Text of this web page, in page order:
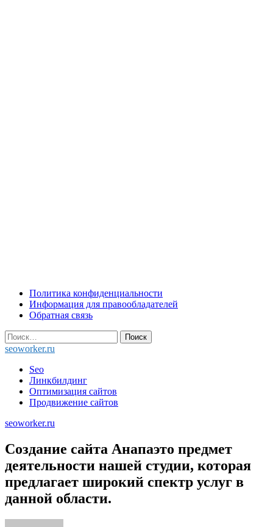
Skip
content
Политика конфиденциальности
Информация для правообладателей
Обратная связь
Найти:
seoworker.ru
Seo
Линкбилдинг
Оптимизация сайтов
Продвижение сайтов
seoworker.ru
Создание сайта Анапаэто предмет
деятельности нашей студии, которая
предлагает широкий спектр услуг в
данной области.